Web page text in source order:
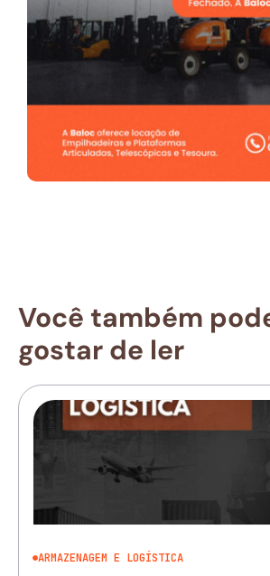
Você também
gostar de ler
ARMAZENAGEM E LOGÍSTICA